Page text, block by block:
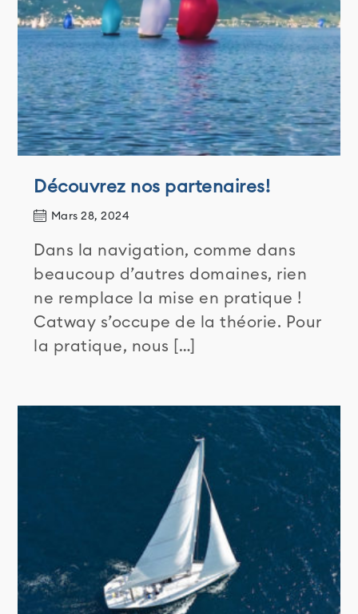
Découvrez nos partenaires!
Mars 28, 2024
Dans la navigation, comme dans
beaucoup d’autres domaines, rien
ne remplace la mise en pratique !
Catway s’occupe de la théorie. Pour
la pratique, nous […]